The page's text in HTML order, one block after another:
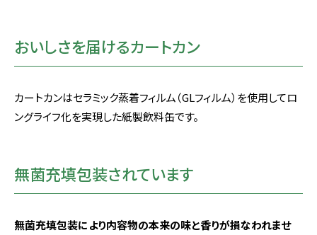
おいしさを届けるカートカン
カートカンはセラミック蒸着フィルム（GLフィルム）を使用してロ
ングライフ化を実現した紙製飲料缶です。
無菌充填包装されています
無菌充填包装により内容物の本来の味と香りが損なわれませ